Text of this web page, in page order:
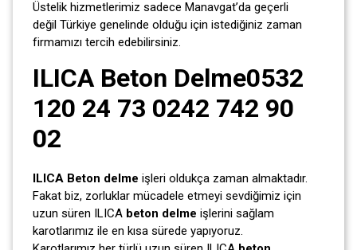
Üstelik hizmetlerimiz sadece Manavgat’da geçerli
değil Türkiye genelinde olduğu için istediğiniz zaman
firmamızı tercih edebilirsiniz.
ILICA Beton Delme0532
120 24 73 0242 742 90
02
ILICA Beton delme işleri oldukça zaman almaktadır.
Fakat biz, zorluklar mücadele etmeyi sevdiğimiz için
uzun süren ILICA beton delme işlerini sağlam
karotlarımız ile en kısa sürede yapıyoruz.